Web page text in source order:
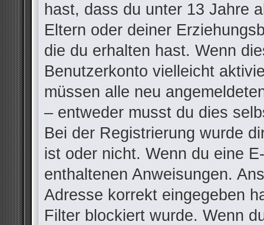
hast, dass du unter 13 Jahre
Eltern oder deiner
die du erhalten hast. Wenn
Benutzerkonto vielleicht
müssen alle neu
– entweder musst du dies
Bei der Registrierung wurde
ist oder nicht. Wenn du eine
enthaltenen Anweisungen.
Adresse korrekt eingegeben
Filter blockiert wurde. Wenn